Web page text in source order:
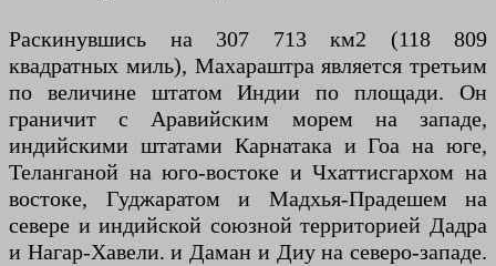
Раскинувшись на 307 713 км2 (118 809
квадратных миль), Махараштра является третьим
по величине штатом Индии по площади. Он
граничит с Аравийским морем на западе,
индийскими штатами Карнатака и Гоа на юге,
Теланганой на юго-востоке и Чхаттисгархом на
востоке, Гуджаратом и Мадхья-Прадешем на
севере и индийской союзной территорией Дадра
и Нагар-Хавели. и Даман и Диу на северо-западе.